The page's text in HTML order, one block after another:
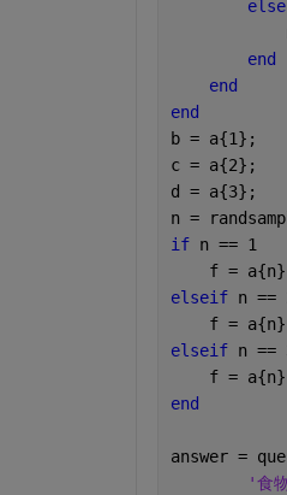
else
end
end
end
b = a{1};
c = a{2};
d = a{3};
n =
if n == 1
f =
elseif n ==
f =
elseif n ==
f =
end
answer =
'食